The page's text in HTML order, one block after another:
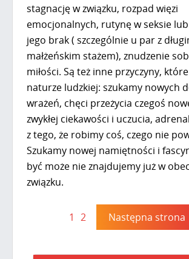
stagnację w związku, rozpad więzi
emocjonalnych, rutynę w seksie lub
jego brak ( szczególnie u par z
małżeńskim stażem), znudzenie
miłości. Są też inne przyczyny,
naturze ludzkiej: szukamy nowych
wrażeń, chęci przeżycia czegoś
zwykłej ciekawości i uczucia,
z tego, że robimy coś, czego nie
Szukamy nowej namiętności i
być może nie znajdujemy już w
związku.
1 2 Następna strona